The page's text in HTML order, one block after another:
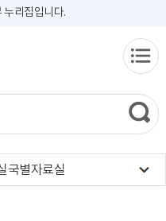
누리집입니다.
국별자료실